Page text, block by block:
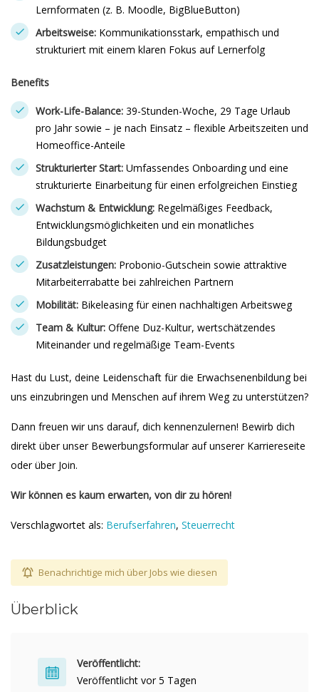
Lernformaten (z. B. Moodle, BigBlueButton)
Arbeitsweise: Kommunikationsstark, empathisch und
strukturiert mit einem klaren Fokus auf Lernerfolg
Benefits
Work-Life-Balance: 39-Stunden-Woche, 29 Tage Urlaub
pro Jahr sowie – je nach Einsatz – flexible Arbeitszeiten und
Homeoffice-Anteile
Strukturierter Start: Umfassendes Onboarding und eine
strukturierte Einarbeitung für einen erfolgreichen Einstieg
Wachstum & Entwicklung: Regelmäßiges Feedback,
Entwicklungsmöglichkeiten und ein monatliches
Bildungsbudget
Zusatzleistungen: Probonio-Gutschein sowie attraktive
Mitarbeiterrabatte bei zahlreichen Partnern
Mobilität: Bikeleasing für einen nachhaltigen Arbeitsweg
Team & Kultur: Offene Duz-Kultur, wertschätzendes
Miteinander und regelmäßige Team-Events
Hast du Lust, deine Leidenschaft für die Erwachsenenbildung bei
uns einzubringen und Menschen auf ihrem Weg zu unterstützen?
Dann freuen wir uns darauf, dich kennenzulernen! Bewirb dich
direkt über unser Bewerbungsformular auf unserer Karriereseite
oder über Join.
Wir können es kaum erwarten, von dir zu hören!
Verschlagwortet als: Berufserfahren, Steuerrecht
Benachrichtige mich über Jobs wie diesen
Überblick
Veröffentlicht:
Veröffentlicht vor 5 Tagen